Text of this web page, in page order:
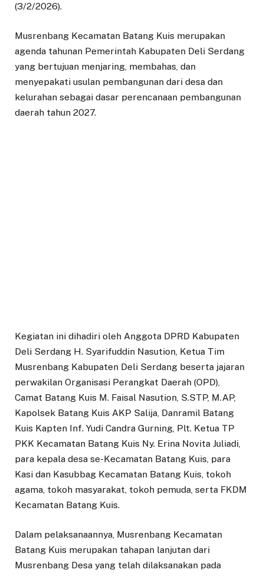
(3/2/2026).
Musrenbang Kecamatan Batang Kuis merupakan
agenda tahunan Pemerintah Kabupaten Deli Serdang
yang bertujuan menjaring, membahas, dan
menyepakati usulan pembangunan dari desa dan
kelurahan sebagai dasar perencanaan pembangunan
daerah tahun 2027.
Kegiatan ini dihadiri oleh Anggota DPRD Kabupaten
Deli Serdang H. Syarifuddin Nasution, Ketua Tim
Musrenbang Kabupaten Deli Serdang beserta jajaran
perwakilan Organisasi Perangkat Daerah (OPD),
Camat Batang Kuis M. Faisal Nasution, S.STP, M.AP,
Kapolsek Batang Kuis AKP Salija, Danramil Batang
Kuis Kapten Inf. Yudi Candra Gurning, Plt. Ketua TP
PKK Kecamatan Batang Kuis Ny. Erina Novita Juliadi,
para kepala desa se-Kecamatan Batang Kuis, para
Kasi dan Kasubbag Kecamatan Batang Kuis, tokoh
agama, tokoh masyarakat, tokoh pemuda, serta FKDM
Kecamatan Batang Kuis.
Dalam pelaksanaannya, Musrenbang Kecamatan
Batang Kuis merupakan tahapan lanjutan dari
Musrenbang Desa yang telah dilaksanakan pada